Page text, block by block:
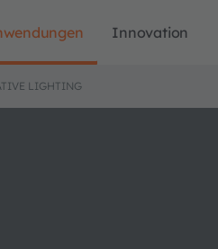
Innovation
LIGHTING